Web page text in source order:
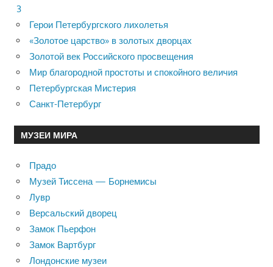
3
Герои Петербургского лихолетья
«Золотое царство» в золотых дворцах
Золотой век Российского просвещения
Мир благородной простоты и спокойного величия
Петербургская Мистерия
Санкт-Петербург
МУЗЕИ МИРА
Прадо
Музей Тиссена — Борнемисы
Лувр
Версальский дворец
Замок Пьерфон
Замок Вартбург
Лондонские музеи